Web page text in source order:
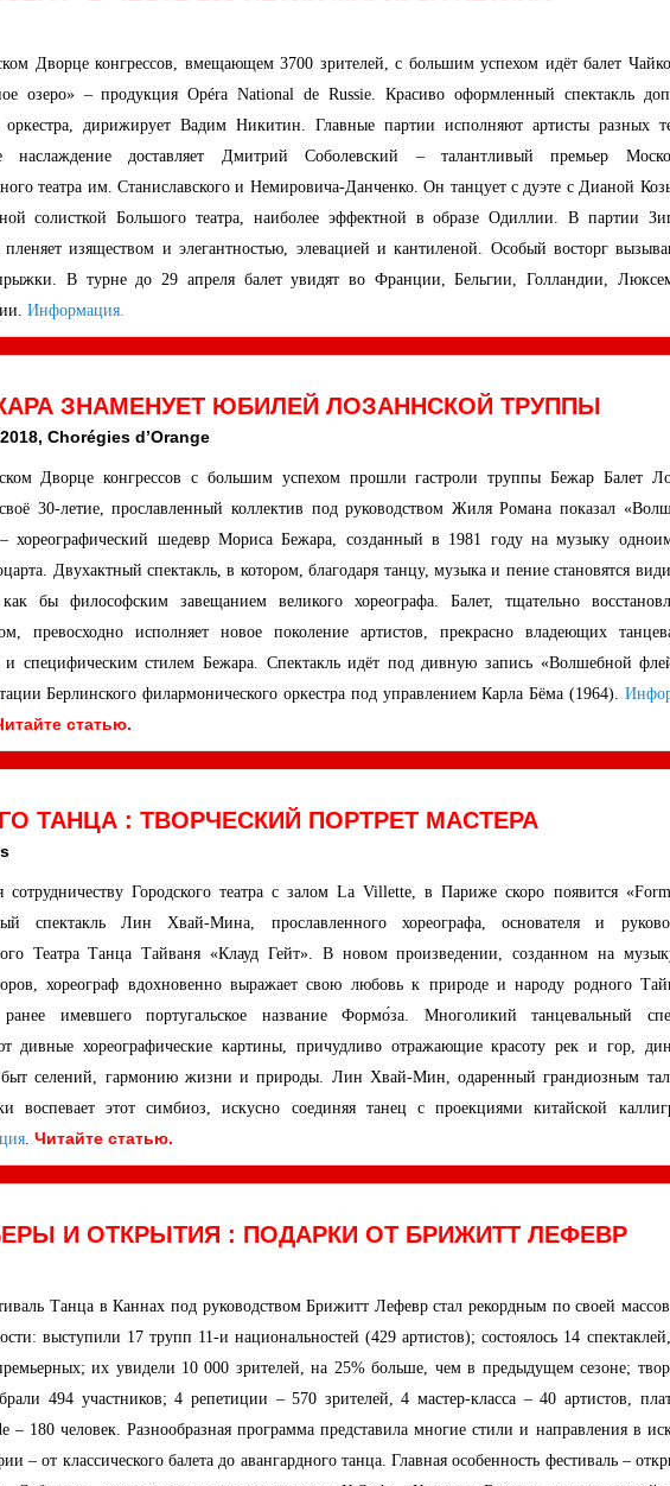
Дворце конгрессов, вмещающем 3700 зрителей, с большим успехом идёт балет
озеро» – продукция Opéra National de Russie. Красиво оформленный спектакль
оркестра, дирижирует Вадим Никитин. Главные партии исполняют артисты разных
наслаждение доставляет Дмитрий Соболевский – талантливый премьер
театра им. Станиславского и Немировича-Данченко. Он танцует с дуэте с Дианой
солисткой Большого театра, наиболее эффектной в образе Одиллии. В партии
изяществом и элегантностью, элевацией и кантиленой. Особый восторг
В турне до 29 апреля балет увидят во Франции, Бельгии, Голландии,
Информация.
ЗНАМЕНУЕТ ЮБИЛЕЙ ЛОЗАННСКОЙ ТРУППЫ
Chorégies d’Orange
Дворце конгрессов с большим успехом прошли гастроли труппы Бежар Балет
30-летие, прославленный коллектив под руководством Жиля Романа показал
хореографический шедевр Мориса Бежара, созданный в 1981 году на музыку
Двухактный спектакль, в котором, благодаря танцу, музыка и пение становятся
как бы философским завещанием великого хореографа. Балет, тщательно
превосходно исполняет новое поколение артистов, прекрасно владеющих
и специфическим стилем Бежара. Спектакль идёт под дивную запись «Волшебной
Берлинского филармонического оркестра под управлением Карла Бёма (1964).
статью.
ТАНЦА : ТВОРЧЕСКИЙ ПОРТРЕТ МАСТЕРА
сотрудничеству Городского театра с залом La Villette, в Париже скоро появится
спектакль Лин Хвай-Мина, прославленного хореографа, основателя и
Театра Танца Тайваня «Клауд Гейт». В новом произведении, созданном на
хореограф вдохновенно выражает свою любовь к природе и народу родного
ранее имевшего португальское название Формо́за. Многоликий танцевальный
дивные хореографические картины, причудливо отражающие красоту рек и гор,
быт селений, гармонию жизни и природы. Лин Хвай-Мин, одаренный грандиозным
воспевает этот симбиоз, искусно соединяя танец с проекциями китайской
. Читайте статью.
И ОТКРЫТИЯ : ПОДАРКИ ОТ БРИЖИТТ ЛЕФЕВР
Танца в Каннах под руководством Брижитт Лефевр стал рекордным по своей
выступили 17 трупп 11-и национальностей (429 артистов); состоялось 14
их увидели 10 000 зрителей, на 25% больше, чем в предыдущем сезоне;
494 участников; 4 репетиции – 570 зрителей, 4 мастер-класса – 40 артистов,
– 180 человек. Разнообразная программа представила многие стили и направления в
– от классического балета до авангардного танца. Главная особенность фестиваль –